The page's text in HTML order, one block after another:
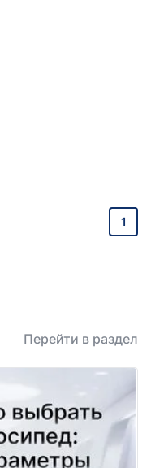
1
Перейти в раздел